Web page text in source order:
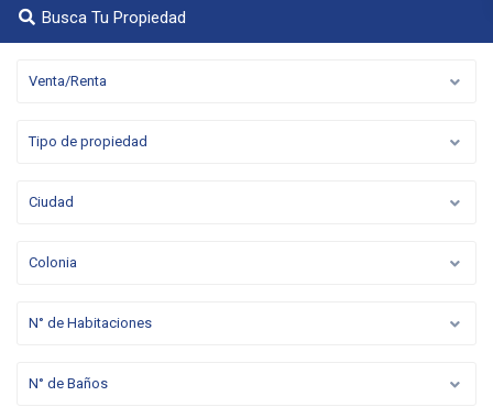
Busca Tu Propiedad
Venta/Renta
Tipo de propiedad
Ciudad
Colonia
N° de Habitaciones
N° de Baños